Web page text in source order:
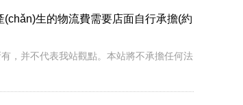
(chǎn)生的物流費需要店面自行承擔(約
，并不代表我站觀點。本站將不承擔任何法